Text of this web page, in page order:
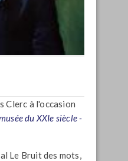
Clerc à l'occasion
du XXIe siècle -
Le Bruit des mots,